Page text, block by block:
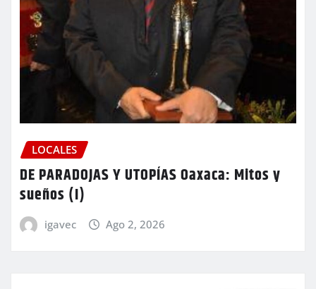
LOCALES
DE PARADOJAS Y UTOPÍAS Oaxaca: Mitos y
sueños (I)
igavec Ago 2, 2026